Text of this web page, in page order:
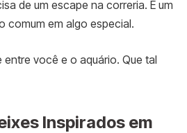
de um escape na correria. É um
comum em algo especial.
você e o aquário. Que tal
Inspirados em